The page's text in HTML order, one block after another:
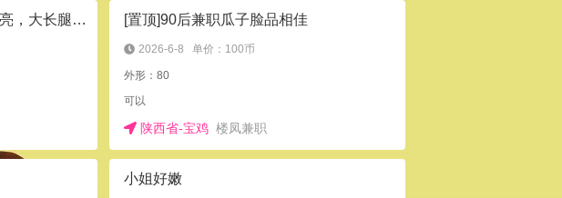
[置顶]新下水的小姐，年轻漂亮，大长腿，天生的炮架 [置顶]90后兼职瓜子脸品相佳
2026-6-8 单价：100币
外形：80
可以
陕西省-宝鸡 楼凤兼职
小姐好嫩